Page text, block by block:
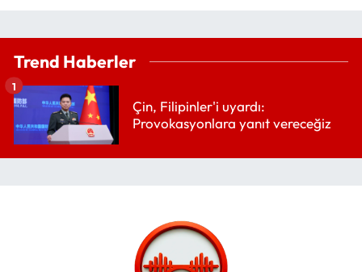
Trend Haberler
Çin, Filipinler'i uyardı:
Provokasyonlara yanıt vereceğiz
1